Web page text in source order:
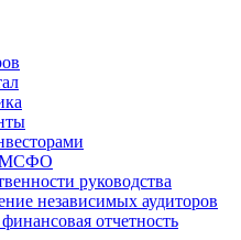
МСФО
руководства
независимых аудиторов
отчетность